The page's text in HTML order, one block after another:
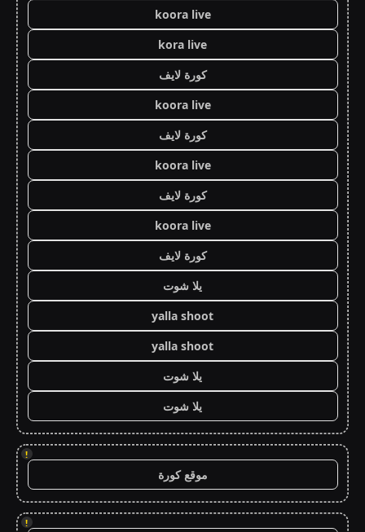
koora live
kora live
كورة لايف
koora live
كورة لايف
koora live
كورة لايف
koora live
كورة لايف
يلا شوت
yalla shoot
yalla shoot
يلا شوت
يلا شوت
!
موقع كورة
!